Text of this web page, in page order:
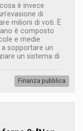
è invece
di
milioni di voti. È
è composto
e medie
sopportare un
un sistema di
Finanza pubblica